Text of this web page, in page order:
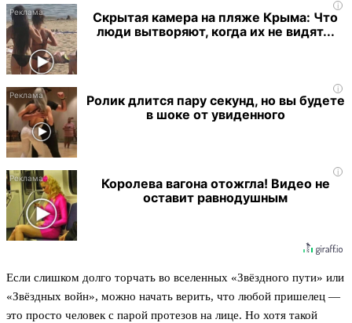
i
Скрытая камера на пляже Крыма: Что
люди вытворяют, когда их не видят...
i
Ролик длится пару секунд, но вы будете
в шоке от увиденного
i
Королева вагона отожгла! Видео не
оставит равнодушным
Если слишком долго торчать во вселенных «Звёздного пути» или
«Звёздных войн», можно начать верить, что любой пришелец —
это просто человек с парой протезов на лице. Но хотя такой